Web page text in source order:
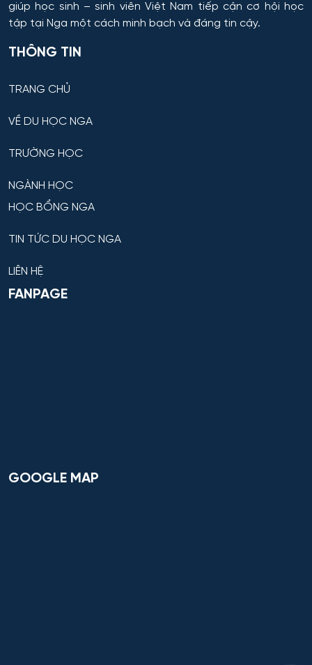
giúp học sinh – sinh viên Việt Nam tiếp cận cơ hội học
tập tại Nga một cách minh bạch và đáng tin cậy.
THÔNG TIN
TRANG CHỦ
VỀ DU HỌC NGA
TRƯỜNG HỌC
NGÀNH HỌC
HỌC BỔNG NGA
TIN TỨC DU HỌC NGA
LIÊN HỆ
FANPAGE
GOOGLE MAP